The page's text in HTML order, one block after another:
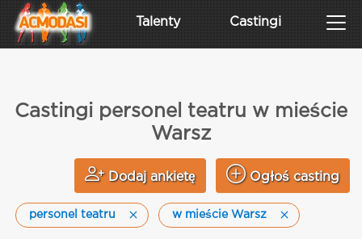
Talenty Castingi
Castingi personel teatru w mieście
Warsz
Dodaj ankietę Ogłoś casting
personel teatru w mieście Warsz